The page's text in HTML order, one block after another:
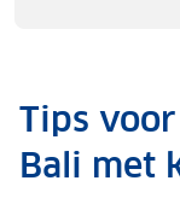
Tips
Bali met